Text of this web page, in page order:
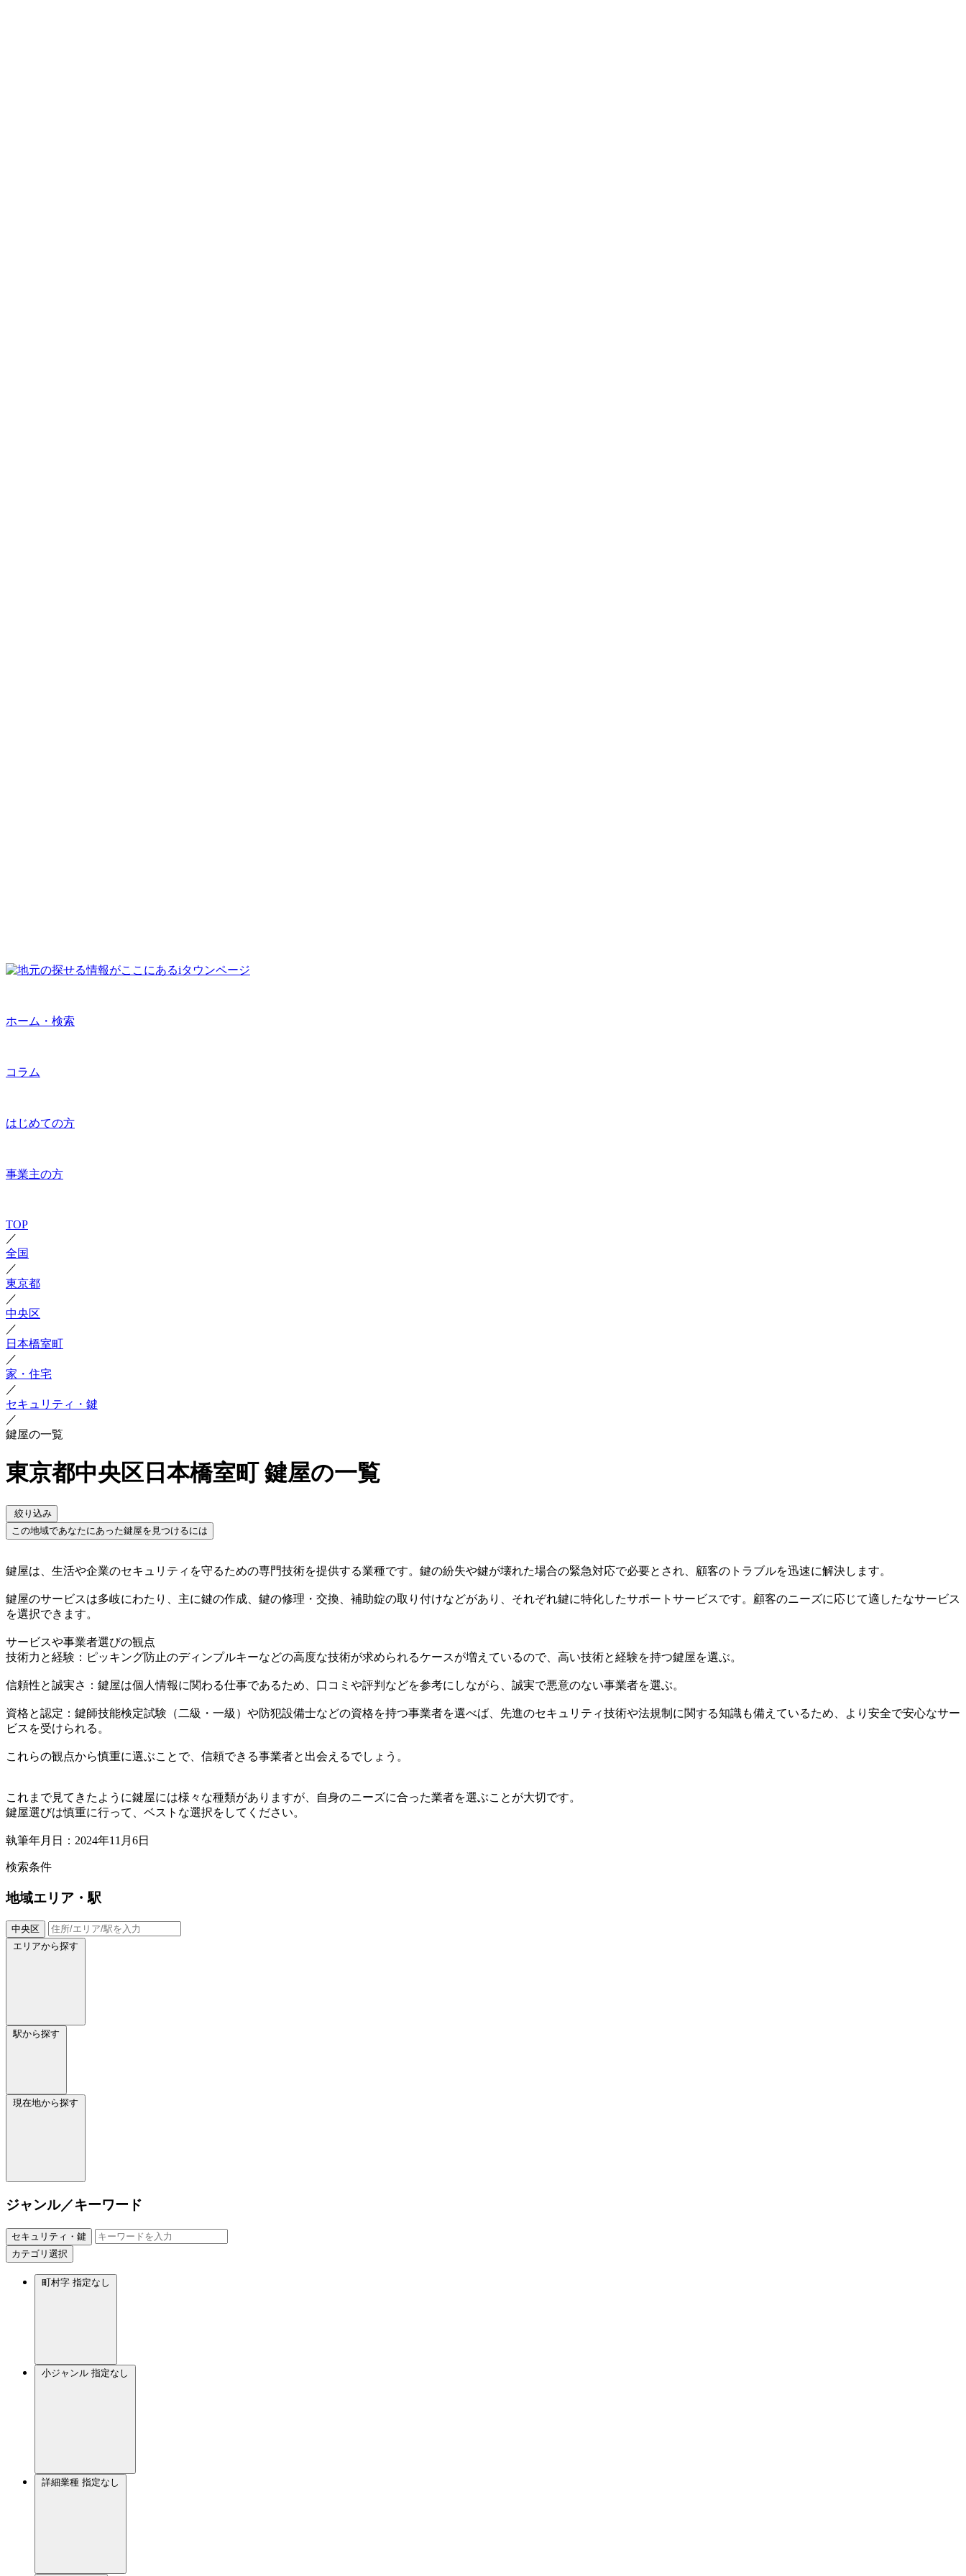
ホーム・検索
コラム
はじめての方
事業主の方
TOP
／
全国
／
東京都
／
中央区
／
日本橋室町
／
家・住宅
／
セキュリティ・鍵
／
鍵屋の一覧
東京都中央区日本橋室町 鍵屋の一覧
絞り込み
この地域であなたにあった鍵屋を見つけるには
鍵屋は、生活や企業のセキュリティを守るための専門技術を提供する業種です。鍵の紛失や鍵が壊れた場合の緊急対応で必要とされ、顧客のトラブルを迅速に解決します。
鍵屋のサービスは多岐にわたり、主に鍵の作成、鍵の修理・交換、補助錠の取り付けなどがあり、それぞれ鍵に特化したサポートサービスです。顧客のニーズに応じて適したなサービス
を選択できます。
サービスや事業者選びの観点
技術力と経験：ピッキング防止のディンプルキーなどの高度な技術が求められるケースが増えているので、高い技術と経験を持つ鍵屋を選ぶ。
信頼性と誠実さ：鍵屋は個人情報に関わる仕事であるため、口コミや評判などを参考にしながら、誠実で悪意のない事業者を選ぶ。
資格と認定：鍵師技能検定試験（二級・一級）や防犯設備士などの資格を持つ事業者を選べば、先進のセキュリティ技術や法規制に関する知識も備えているため、より安全で安心なサー
ビスを受けられる。
これらの観点から慎重に選ぶことで、信頼できる事業者と出会えるでしょう。
これまで見てきたように鍵屋には様々な種類がありますが、自身のニーズに合った業者を選ぶことが大切です。
鍵屋選びは慎重に行って、ベストな選択をしてください。
執筆年月日：2024年11月6日
検索条件
地域エリア・駅
中央区
エリアから探す
駅から探す
現在地から探す
ジャンル／キーワード
セキュリティ・鍵
カテゴリ選択
町村字 指定なし
小ジャンル 指定なし
詳細業種 指定なし